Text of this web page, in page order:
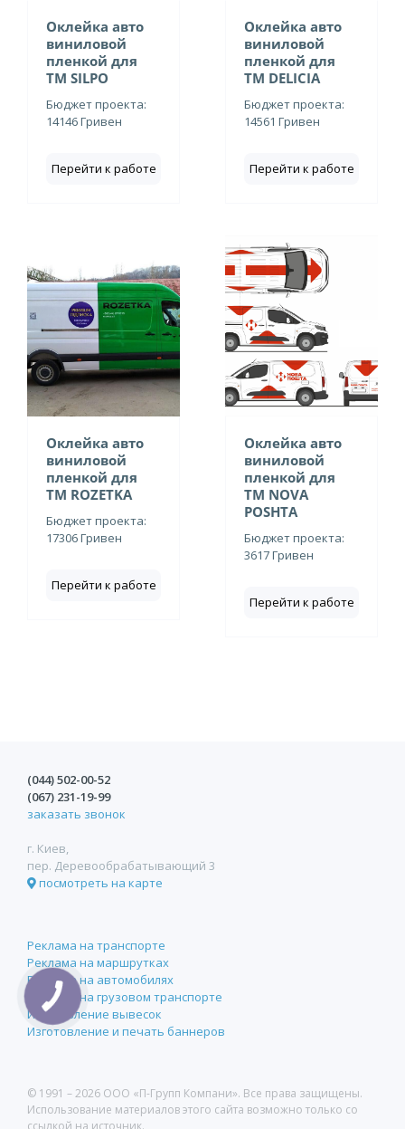
Оклейка авто
виниловой
пленкой для
ТМ SILPO
Бюджет проекта:
14146 Гривен
Перейти к работе
Оклейка авто
виниловой
пленкой для
ТМ DELICIA
Бюджет проекта:
14561 Гривен
Перейти к работе
Оклейка авто
виниловой
пленкой для
ТМ ROZETKA
Бюджет проекта:
17306 Гривен
Перейти к работе
Оклейка авто
виниловой
пленкой для
ТМ NOVA
POSHTA
Бюджет проекта:
3617 Гривен
Перейти к работе
(044)502-00-52
(067) 231-19-99
заказать звонок
г. Киев,
пер. Деревообрабатывающий 3
посмотреть на карте
Реклама на транспорте
Реклама на маршрутках
Реклама на автомобилях
Реклама на грузовом транспорте
Изготовление вывесок
Изготовление и печать баннеров
© 1991 –2026 ООО «П-Групп Компани». Все права защищены.
Использование материалов этого сайта возможно только со
ссылкой на источник.